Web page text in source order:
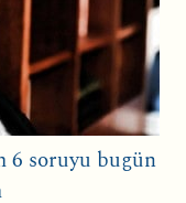
6 soruyu bugün